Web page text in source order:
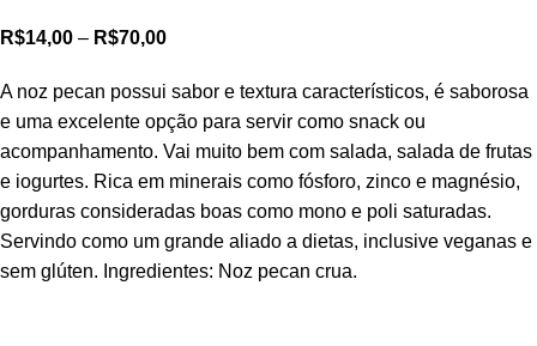
R$14,00 – R$70,00
A noz pecan possui sabor e textura característicos, é saborosa
e uma excelente opção para servir como snack ou
acompanhamento. Vai muito bem com salada, salada de frutas
e iogurtes. Rica em minerais como fósforo, zinco e magnésio,
gorduras consideradas boas como mono e poli saturadas.
Servindo como um grande aliado a dietas, inclusive veganas e
sem glúten. Ingredientes: Noz pecan crua.